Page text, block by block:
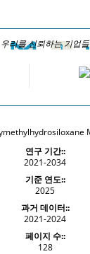
리를 신뢰하는 기업들
연구 기간::
2021-2034
기준 연도::
2025
과거 데이터::
2021-2024
페이지 수::
128